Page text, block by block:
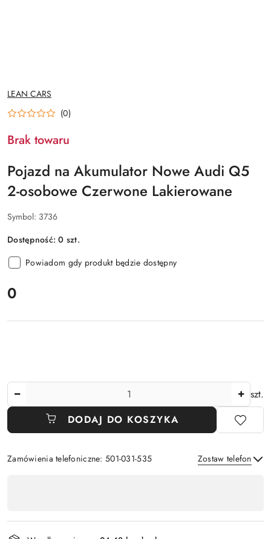
NAZWA
PRODUCENTA:
LEAN CARS
(0)
Brak towaru
Pojazd na Akumulator Nowe Audi Q5
2-osobowe Czerwone Lakierowane
Symbol: 3736
Dostępność:0 szt.
Powiadom gdy produkt będzie dostępny
cena:
0
szt.
DODAJ DO KOSZYKA
Zamówienia telefoniczne: 501-031-535 Zostaw telefon
płatność
i